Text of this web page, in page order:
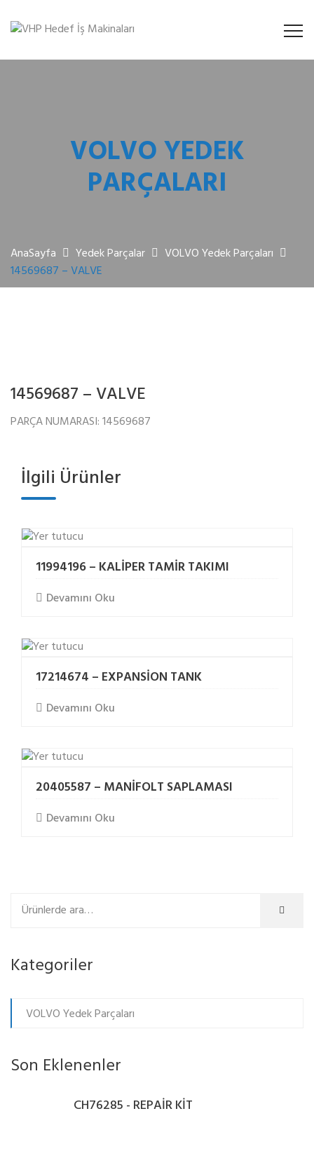
VOLVO YEDEK
PARÇALARI
AnaSayfa Yedek Parçalar
VOLVO Yedek Parçaları
14569687 – VALVE
14569687 – VALVE
PARÇA NUMARASI: 14569687
İlgili Ürünler
11994196 – KALİPER TAMİR TAKIMI
Devamını Oku
17214674 – EXPANSİON TANK
Devamını Oku
20405587 – MANİFOLT SAPLAMASI
Devamını Oku
Kategoriler
VOLVO Yedek Parçaları
Son Eklenenler
CH76285 - REPAİR KİT